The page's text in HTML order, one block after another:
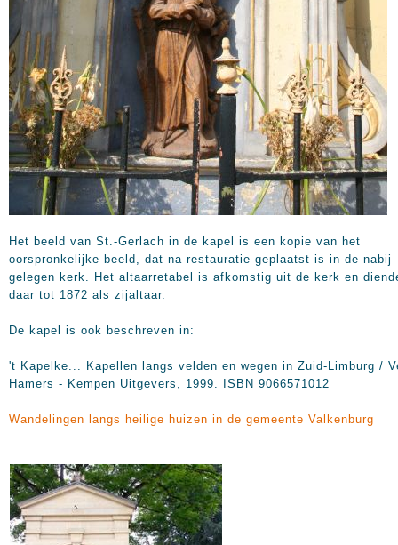
Het beeld van St.-Gerlach in de kapel is een kopie van het
oorspronkelijke beeld, dat na restauratie geplaatst is in de nabij
gelegen kerk. Het altaarretabel is afkomstig uit de kerk en
daar tot 1872 als zijaltaar.
De kapel is ook beschreven in:
't Kapelke... Kapellen langs velden en wegen in Zuid-Limburg /
Hamers - Kempen Uitgevers, 1999. ISBN 9066571012
Wandelingen langs heilige huizen in de gemeente Valkenburg